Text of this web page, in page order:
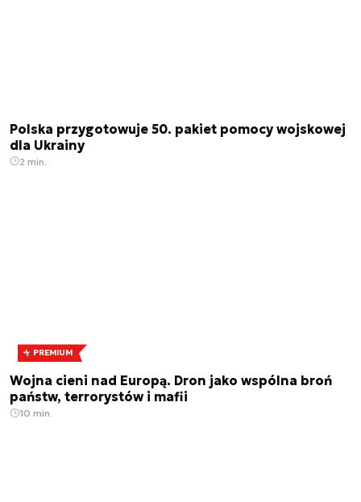
Polska przygotowuje 50. pakiet pomocy wojskowej
dla Ukrainy
2 min.
PREMIUM
Wojna cieni nad Europą. Dron jako wspólna broń
państw, terrorystów i mafii
10 min.